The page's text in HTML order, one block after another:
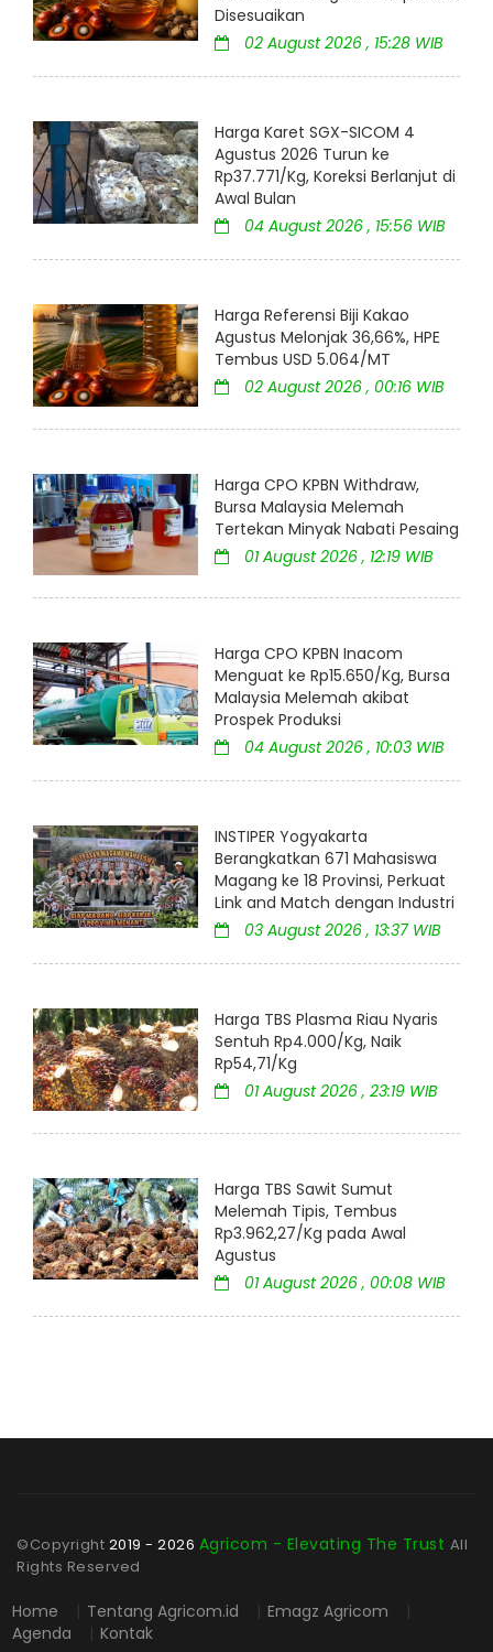
Disesuaikan
02 August 2026 , 15:28 WIB
Harga Karet SGX-SICOM 4
Agustus 2026 Turun ke
Rp37.771/Kg, Koreksi Berlanjut di
Awal Bulan
04 August 2026 , 15:56 WIB
Harga Referensi Biji Kakao
Agustus Melonjak 36,66%, HPE
Tembus USD 5.064/MT
02 August 2026 , 00:16 WIB
Harga CPO KPBN Withdraw,
Bursa Malaysia Melemah
Tertekan Minyak Nabati Pesaing
01 August 2026 , 12:19 WIB
Harga CPO KPBN Inacom
Menguat ke Rp15.650/Kg, Bursa
Malaysia Melemah akibat
Prospek Produksi
04 August 2026 , 10:03 WIB
INSTIPER Yogyakarta
Berangkatkan 671 Mahasiswa
Magang ke 18 Provinsi, Perkuat
Link and Match dengan Industri
03 August 2026 , 13:37 WIB
Harga TBS Plasma Riau Nyaris
Sentuh Rp4.000/Kg, Naik
Rp54,71/Kg
01 August 2026 , 23:19 WIB
Harga TBS Sawit Sumut
Melemah Tipis, Tembus
Rp3.962,27/Kg pada Awal
Agustus
01 August 2026 , 00:08 WIB
©Copyright 2019 - 2026 Agricom - Elevating The Trust All
Rights Reserved
Home | Tentang Agricom.id | Emagz Agricom |
Agenda
| Kontak